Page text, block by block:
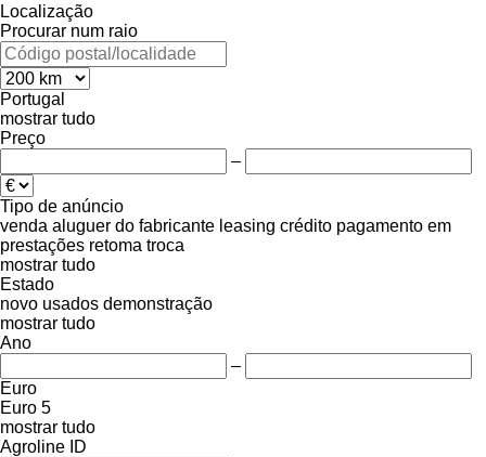
Localização
Procurar num raio
Portugal
mostrar tudo
Preço
–
Tipo de anúncio
venda aluguer do fabricante leasing crédito pagamento em
prestações retoma troca
mostrar tudo
Estado
novo usados demonstração
mostrar tudo
Ano
–
Euro
Euro 5
mostrar tudo
Agroline ID